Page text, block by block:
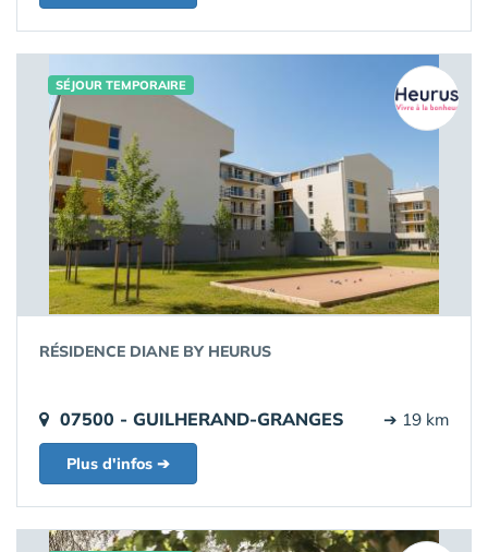
SÉJOUR TEMPORAIRE
RÉSIDENCE DIANE BY HEURUS
07500 - GUILHERAND-GRANGES ➔ 19 km
Plus d'infos ➔